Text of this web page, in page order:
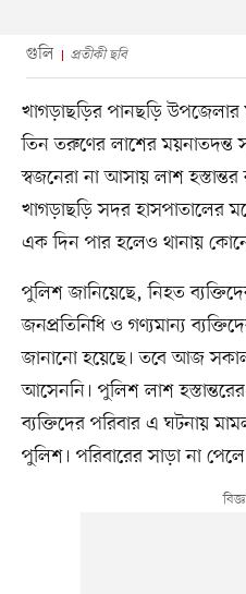
গুলি প্রতীকী ছবি
খাগড়াছড়ির পানছড়ি
তিন তরুণের লাশের ময়নাতদন্ত
স্বজনেরা না আসায় লাশ
খাগড়াছড়ি সদর হাসপাতালের
এক দিন পার হলেও থানায়
পুলিশ জানিয়েছে, নিহত
জনপ্রতিনিধি ও গণ্যমান্য
জানানো হয়েছে। তবে আজ
আসেননি। পুলিশ লাশ
ব্যক্তিদের পরিবার এ ঘটনায়
পুলিশ। পরিবারের সাড়া না